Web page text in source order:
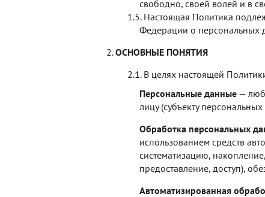
свободно, своей волей и в
Настоящая Политика
Федерации о персональных
ОСНОВНЫЕ ПОНЯТИЯ
В целях настоящей
Персональные данные —
лицу (субъекту
Обработка персональных
использованием средств
систематизацию,
предоставление, доступ),
Автоматизированная